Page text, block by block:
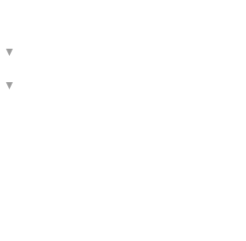
▼
▼